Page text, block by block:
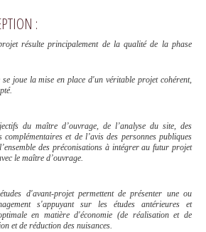
:
résulte principalement de la qualité de la phase
se joue la mise en place d'un véritable projet cohérent,
du maître d’ouvrage, de l’analyse du site, des
complémentaires et de l’avis des personnes publiques
des préconisations à intégrer au futur projet
le maître d’ouvrage.
d'avant-projet permettent de présenter une ou
s'appuyant sur les études antérieures et
en matière d'économie (de réalisation et de
et de réduction des nuisances.